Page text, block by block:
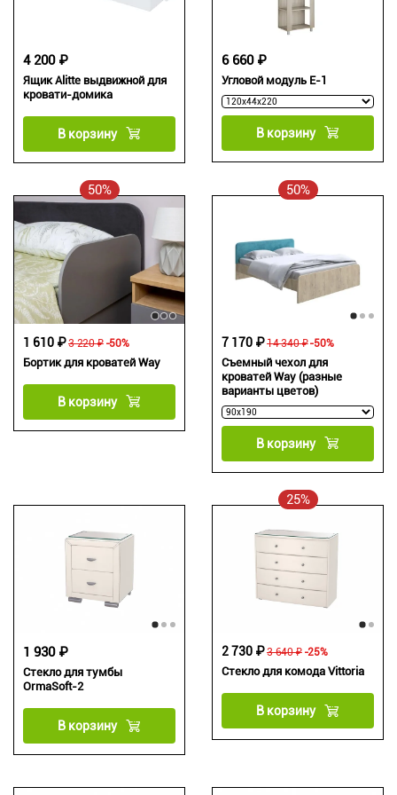
Ящик Alitte выдвижной для
кровати-домика
4 200 ₽
В корзину
Угловой модуль Е-1
6 660 ₽
В корзину
50%
Бортик для кроватей Way
3 220 ₽
1 610 ₽ -50%
В корзину
50%
Съемный чехол для
кроватей Way (разные
варианты цветов)
14 340 ₽
7 170 ₽ -50%
В корзину
Стекло для тумбы
OrmaSoft-2
1 930 ₽
В корзину
25%
Стекло для комода Vittoria
3 640 ₽
2 730 ₽ -25%
В корзину